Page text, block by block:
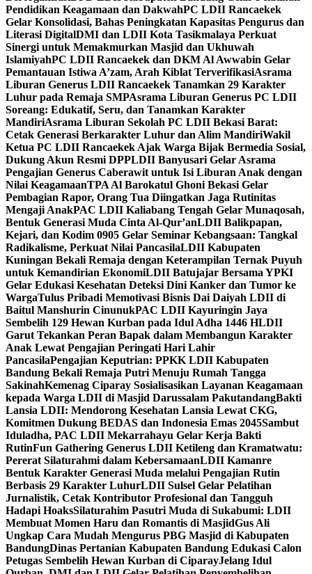
Pendidikan Keagamaan dan DakwahPC LDII Rancaekek
Gelar Konsolidasi, Bahas Peningkatan Kapasitas Pengurus dan
Literasi DigitalDMI dan LDII Kota Tasikmalaya Perkuat
Sinergi untuk Memakmurkan Masjid dan Ukhuwah
IslamiyahPC LDII Rancaekek dan DKM Al Awwabin Gelar
Pemantauan Istiwa A’zam, Arah Kiblat TerverifikasiAsrama
Liburan Generus LDII Rancaekek Tanamkan 29 Karakter
Luhur pada Remaja SMPAsrama Liburan Generus PC LDII
Soreang: Edukatif, Seru, dan Tanamkan Karakter
MandiriAsrama Liburan Sekolah PC LDII Bekasi Barat:
Cetak Generasi Berkarakter Luhur dan Alim MandiriWakil
Ketua PC LDII Rancaekek Ajak Warga Bijak Bermedia Sosial,
Dukung Akun Resmi DPPLDII Banyusari Gelar Asrama
Pengajian Generus Caberawit untuk Isi Liburan Anak dengan
Nilai KeagamaanTPA Al Barokatul Ghoni Bekasi Gelar
Pembagian Rapor, Orang Tua Diingatkan Jaga Rutinitas
Mengaji AnakPAC LDII Kaliabang Tengah Gelar Munaqosah,
Bentuk Generasi Muda Cinta Al-Qur’anLDII Balikpapan,
Kejari, dan Kodim 0905 Gelar Seminar Kebangsaan: Tangkal
Radikalisme, Perkuat Nilai PancasilaLDII Kabupaten
Kuningan Bekali Remaja dengan Keterampilan Ternak Puyuh
untuk Kemandirian EkonomiLDII Batujajar Bersama YPKI
Gelar Edukasi Kesehatan Deteksi Dini Kanker dan Tumor ke
WargaTulus Pribadi Memotivasi Bisnis Dai Daiyah LDII di
Baitul Manshurin CinunukPAC LDII Kayuringin Jaya
Sembelih 129 Hewan Kurban pada Idul Adha 1446 HLDII
Garut Tekankan Peran Bapak dalam Membangun Karakter
Anak Lewat Pengajian Peringati Hari Lahir
PancasilaPengajian Keputrian: PPKK LDII Kabupaten
Bandung Bekali Remaja Putri Menuju Rumah Tangga
SakinahKemenag Ciparay Sosialisasikan Layanan Keagamaan
kepada Warga LDII di Masjid Darussalam PakutandangBakti
Lansia LDII: Mendorong Kesehatan Lansia Lewat CKG,
Komitmen Dukung BEDAS dan Indonesia Emas 2045Sambut
Iduladha, PAC LDII Mekarrahayu Gelar Kerja Bakti
RutinFun Gathering Generus LDII Ketileng dan Kramatwatu:
Pererat Silaturahmi dalam KebersamaanLDII Kamanre
Bentuk Karakter Generasi Muda melalui Pengajian Rutin
Berbasis 29 Karakter LuhurLDII Sulsel Gelar Pelatihan
Jurnalistik, Cetak Kontributor Profesional dan Tangguh
Hadapi HoaksSilaturahim Pasutri Muda di Sukabumi: LDII
Membuat Momen Haru dan Romantis di MasjidGus Ali
Ungkap Cara Mudah Mengurus PBG Masjid di Kabupaten
BandungDinas Pertanian Kabupaten Bandung Edukasi Calon
Petugas Sembelih Hewan Kurban di CiparayJelang Idul